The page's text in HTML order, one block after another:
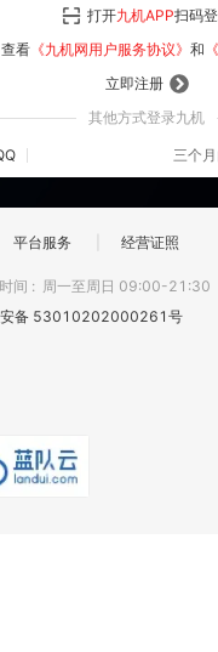
登 录
立即注册
其他方式登录九机
三个
打开九机APP扫码
查看 《九机网用户服务协议》 和
平台服务 经营证照
间 : 周一至周日 09:00-21:30
安备 53010202000261号